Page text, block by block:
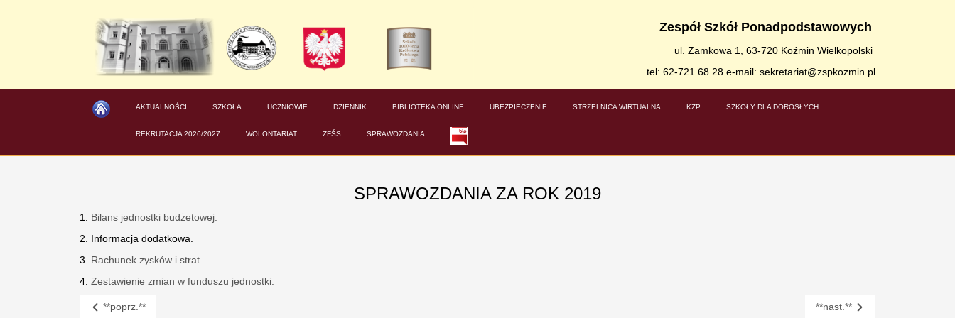
Zespół Szkół Ponadpodstawowych
ul. Zamkowa 1, 63-720 Koźmin Wielkopolski
tel: 62-721 68 28 e-mail: sekretariat@zspkozmin.pl
AKTUALNOŚCI SZKOŁA UCZNIOWIE DZIENNIK BIBLIOTEKA ONLINE UBEZPIECZENIE STRZELNICA WIRTUALNA KZP SZKOŁY DLA DOROSŁYCH
REKRUTACJA 2026/2027 WOLONTARIAT ZFŚS SPRAWOZDANIA
SPRAWOZDANIA ZA ROK 2019
1. Bilans jednostki budżetowej.
2. Informacja dodatkowa.
3. Rachunek zysków i strat.
4. Zestawienie zmian w funduszu jednostki.
**poprz.** **nast.**